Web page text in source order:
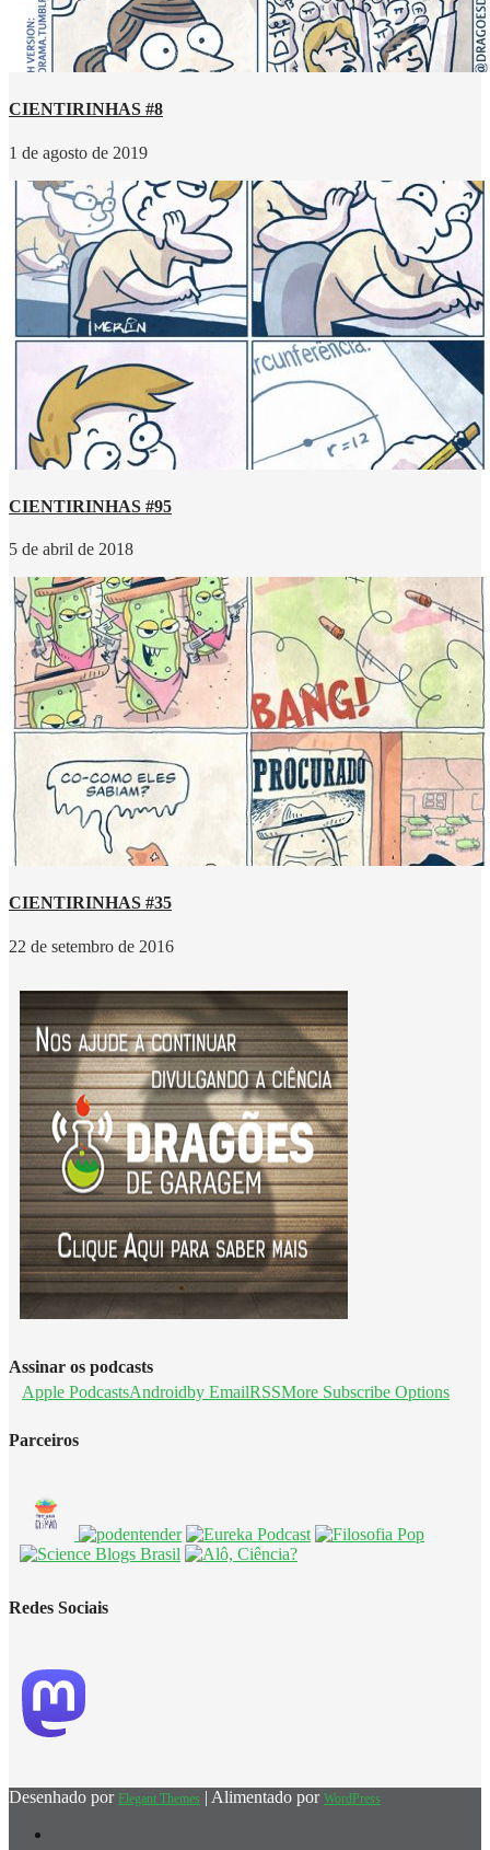
CIENTIRINHAS #8
1 de agosto de 2019
CIENTIRINHAS #95
5 de abril de 2018
CIENTIRINHAS #35
22 de setembro de 2016
Assinar os podcasts
Apple PodcastsAndroidby EmailRSSMore Subscribe Options
Parceiros
Redes Sociais
Desenhado por Elegant Themes | Alimentado por WordPress